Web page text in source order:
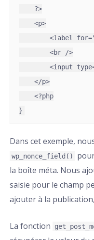
    ?>
    <p>
<label
        <br />
<input
    </p>
    <?php
Dans cet exemple,
wp_nonce_field()
la boîte méta. Nous
saisie pour le champ
ajouter à la publication,
La fonction